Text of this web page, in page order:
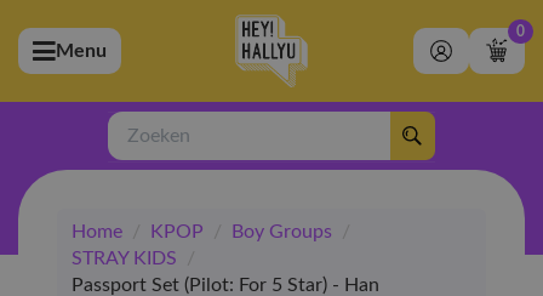
(Artiesten)
(Merchandise)
(Exclusive)
(Winkel)
Menu
0
Zoeken
Home / KPOP / Boy Groups
/
STRAY KIDS
/
Passport Set (Pilot: For 5 Star) - Han